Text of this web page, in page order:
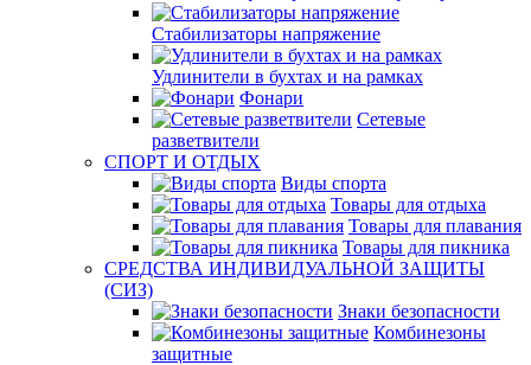
Стабилизаторы напряжение
Удлинители в бухтах и на рамках
Фонари
Сетевые
разветвители
СПОРТ И ОТДЫХ
Виды спорта
Товары для отдыха
Товары для плавания
Товары для пикника
СРЕДСТВА ИНДИВИДУАЛЬНОЙ ЗАЩИТЫ
(СИЗ)
Знаки безопасности
Комбинезоны
защитные